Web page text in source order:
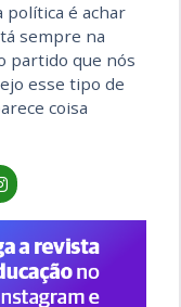
política é achar
sempre na
partido que nós
esse tipo de
coisa